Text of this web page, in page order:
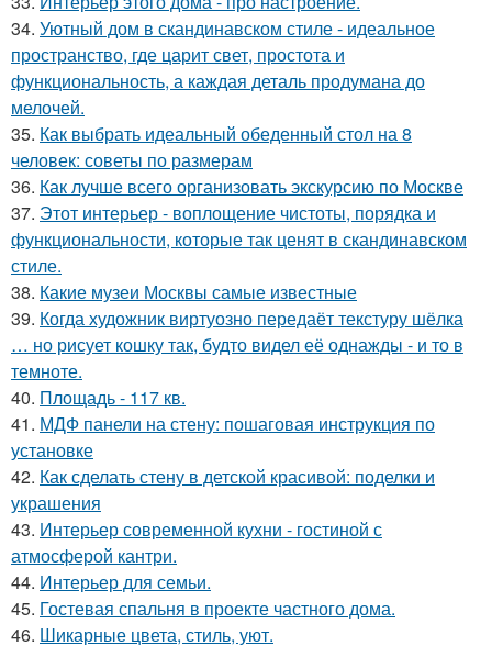
34. Уютный дом в скандинавском стиле - идеальное
пространство, где царит свет, простота и
функциональность, а каждая деталь продумана до
мелочей.
35. Как выбрать идеальный обеденный стол на 8
человек: советы по размерам
36. Как лучше всего организовать экскурсию по Москве
37. Этот интерьер - воплощение чистоты, порядка и
функциональности, которые так ценят в скандинавском
стиле.
38. Какие музеи Москвы самые известные
39. Когда художник виртуозно передаёт текстуру шёлка
… но рисует кошку так, будто видел её однажды - и то в
темноте.
40. Площадь - 117 кв.
41. МДФ панели на стену: пошаговая инструкция по
установке
42. Как сделать стену в детской красивой: поделки и
украшения
43. Интерьер современной кухни - гостиной с
атмосферой кантри.
44. Интерьер для семьи.
45. Гостевая спальня в проекте частного дома.
46. Шикарные цвета, стиль, уют.